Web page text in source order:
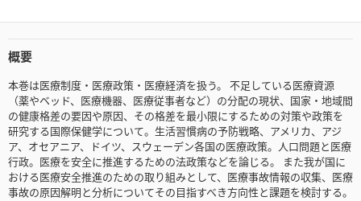
概要
本巻は医療制度・医療政策・医療経済を扱う。 不足している医療資源
（薬やベッド、医療機器、医療従事者など）の分配の現状、国家・地域間
の健康格差の要因や原因、その格差を最小限にするための対策や政策を
研究する国際保健学について。生活習慣病の予防戦略、アメリカ、アジ
ア、オセアニア、ドイツ、スウェーデン各国の医療政策。人口問題と医療
行政。医療を安全に推進するための法政策などを論じる。 また我が国に
おける医療安全推進のための取り組みとして、医療事故情報の収集、医療
事故の原因解明と分析についてその目指すべき方向性と課題を検討する。